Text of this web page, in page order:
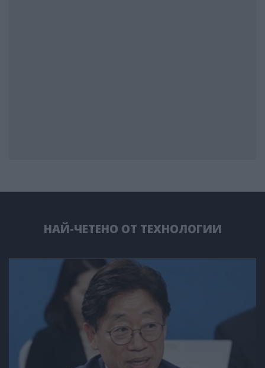
НАЙ-ЧЕТЕНО ОТ ТЕХНОЛОГИИ